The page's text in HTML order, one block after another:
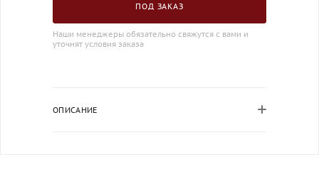
ПОД ЗАКАЗ
Наши менеджеры обязательно свяжутся с вами и
уточнят условия заказа
ОПИСАНИЕ